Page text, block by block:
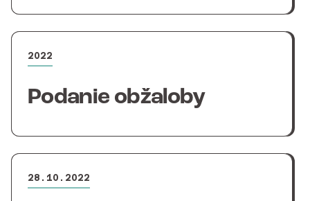
2022
Podanie obžaloby
28.10.2022